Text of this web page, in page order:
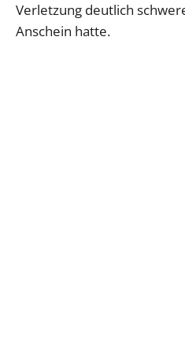
Verletzung deutlich
Anschein hatte.